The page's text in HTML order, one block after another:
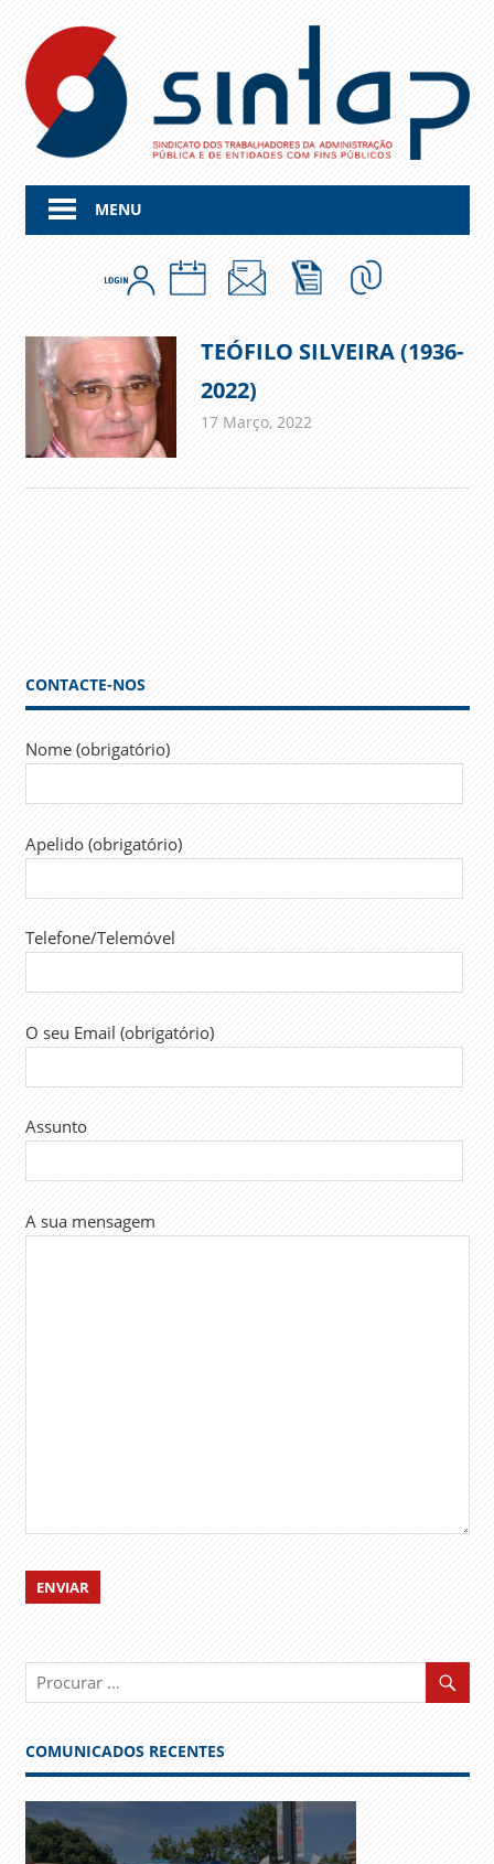
content
MENU
TEÓFILO SILVEIRA (1936-
2022)
17 Março, 2022
CONTACTE-NOS
Nome (obrigatório)
Apelido (obrigatório)
Telefone/Telemóvel
O seu Email (obrigatório)
Assunto
A sua mensagem
COMUNICADOS RECENTES